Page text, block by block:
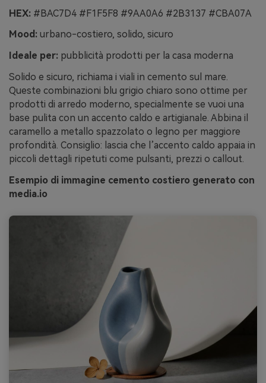
HEX: #BAC7D4 #F1F5F8 #9AA0A6 #2B3137 #CBA07A
Mood: urbano-costiero, solido, sicuro
Ideale per: pubblicità prodotti per la casa moderna
Solido e sicuro, richiama i viali in cemento sul mare.
Queste combinazioni blu grigio chiaro sono ottime per
prodotti di arredo moderno, specialmente se vuoi una
base pulita con un accento caldo e artigianale. Abbina il
caramello a metallo spazzolato o legno per maggiore
profondità. Consiglio: lascia che l’accento caldo appaia in
piccoli dettagli ripetuti come pulsanti, prezzi o callout.
Esempio di immagine cemento costiero generato con
media.io